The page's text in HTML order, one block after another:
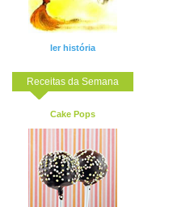
ler história
Receitas da Semana
Cake Pops